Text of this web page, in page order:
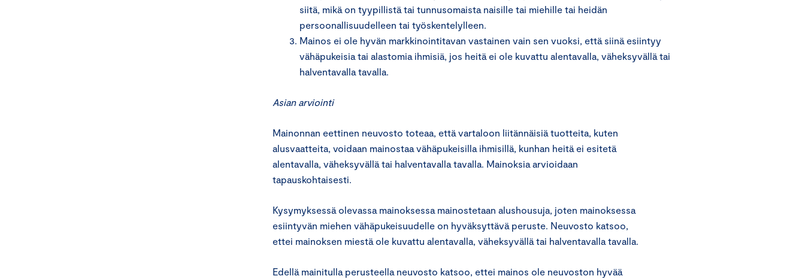
siitä, mikä on tyypillistä tai tunnusomaista naisille tai miehille tai heidän
persoonallisuudelleen tai työskentelylleen.
Mainos ei ole hyvän markkinointitavan vastainen vain sen vuoksi, että siinä esiintyy
vähäpukeisia tai alastomia ihmisiä, jos heitä ei ole kuvattu alentavalla, väheksyvällä tai
halventavalla tavalla.
Asian arviointi
Mainonnan eettinen neuvosto toteaa, että vartaloon liitännäisiä tuotteita, kuten
alusvaatteita, voidaan mainostaa vähäpukeisilla ihmisillä, kunhan heitä ei esitetä
alentavalla, väheksyvällä tai halventavalla tavalla. Mainoksia arvioidaan
tapauskohtaisesti.
Kysymyksessä olevassa mainoksessa mainostetaan alushousuja, joten mainoksessa
esiintyvän miehen vähäpukeisuudelle on hyväksyttävä peruste. Neuvosto katsoo,
ettei mainoksen miestä ole kuvattu alentavalla, väheksyvällä tai halventavalla tavalla.
Edellä mainitulla perusteella neuvosto katsoo, ettei mainos ole neuvoston hyvää